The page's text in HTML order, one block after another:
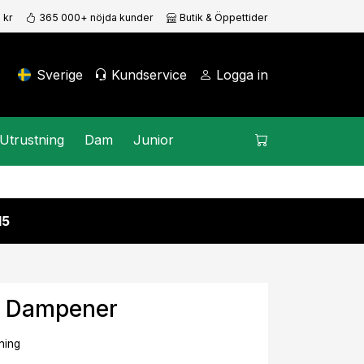
kr 365 000+ nöjda kunder Butik & Öppettider
Sverige Kundservice Logga in
Utrustning Dam Junior